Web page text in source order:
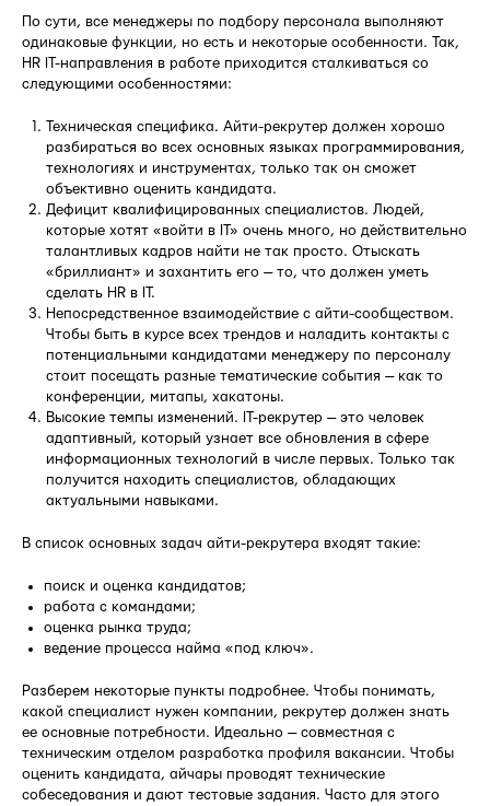
По сути, все менеджеры по подбору персонала выполняют
одинаковые функции, но есть и некоторые особенности. Так,
HR IT-направления в работе приходится сталкиваться со
следующими особенностями:
Техническая специфика. Айти-рекрутер должен хорошо
разбираться во всех основных языках программирования,
технологиях и инструментах, только так он сможет
объективно оценить кандидата.
Дефицит квалифицированных специалистов. Людей,
которые хотят «войти в IT» очень много, но действительно
талантливых кадров найти не так просто. Отыскать
«бриллиант» и захантить его — то, что должен уметь
сделать HR в IT.
Непосредственное взаимодействие с айти-сообществом.
Чтобы быть в курсе всех трендов и наладить контакты с
потенциальными кандидатами менеджеру по персоналу
стоит посещать разные тематические события — как то
конференции, митапы, хакатоны.
Высокие темпы изменений. IT-рекрутер — это человек
адаптивный, который узнает все обновления в сфере
информационных технологий в числе первых. Только так
получится находить специалистов, обладающих
актуальными навыками.
В список основных задач айти-рекрутера входят такие:
поиск и оценка кандидатов;
работа с командами;
оценка рынка труда;
ведение процесса найма «под ключ».
Разберем некоторые пункты подробнее. Чтобы понимать,
какой специалист нужен компании, рекрутер должен знать
ее основные потребности. Идеально — совместная с
техническим отделом разработка профиля вакансии. Чтобы
оценить кандидата, айчары проводят технические
собеседования и дают тестовые задания. Часто для этого